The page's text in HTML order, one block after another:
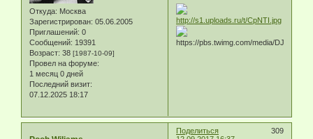
Откуда: Москва
Зарегистрирован: 05.06.2005
Приглашений: 0
Сообщений: 19391
Возраст: 38 [1987-10-09]
Провел на форуме:
1 месяц 0 дней
Последний визит:
07.12.2025 18:17
Поделиться
309